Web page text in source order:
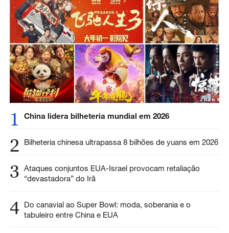
1 China lidera bilheteria mundial em 2026
2 Bilheteria chinesa ultrapassa 8 bilhões de yuans em 2026
3 Ataques conjuntos EUA-Israel provocam retaliação
“devastadora” do Irã
4 Do canavial ao Super Bowl: moda, soberania e o
tabuleiro entre China e EUA